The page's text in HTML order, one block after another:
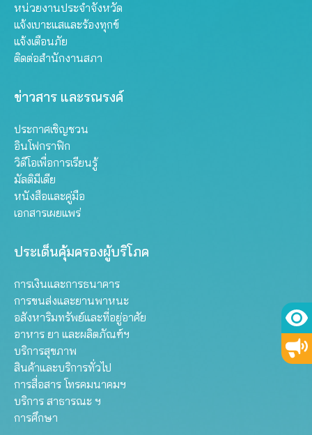
หน่วยงานประจำจังหวัด
แจ้งเบาะแสและร้องทุกข์
แจ้งเตือนภัย
ติดต่อสำนักงานสภา
ข่าวสาร และรณรงค์
ประกาศเชิญชวน
อินโฟกราฟิก
วิดีโอเพื่อการเรียนรู้
มัลติมีเดีย
หนังสือและคู่มือ
เอกสารเผยแพร่
ประเด็นคุ้มครองผู้บริโภค
การเงินและการธนาคาร
การขนส่งและยานพาหนะ
อสังหาริมทรัพย์และที่อยู่อาศัย
อาหาร ยา และผลิตภัณฑ์ฯ
บริการสุขภาพ
สินค้าและบริการทั่วไป
การสื่อสาร โทรคมนาคมฯ
บริการ สาธารณะ ฯ
การศึกษา